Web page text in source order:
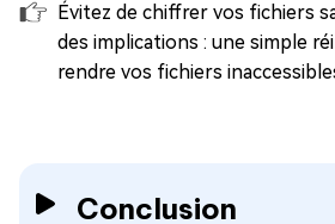
Évitez de chiffrer vos fichiers
des implications : une simple
rendre vos fichiers
Conclusion